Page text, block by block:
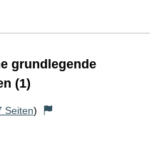
grundlegende
(1)
Seiten)